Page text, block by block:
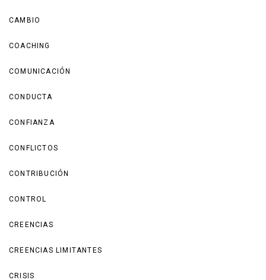
CAMBIO
COACHING
COMUNICACIÓN
CONDUCTA
CONFIANZA
CONFLICTOS
CONTRIBUCIÓN
CONTROL
CREENCIAS
CREENCIAS LIMITANTES
CRISIS